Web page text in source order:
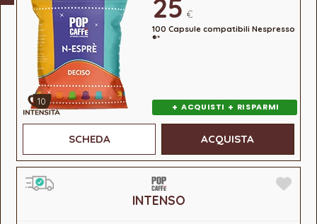
10
25 €
100 Capsule compatibili Nespresso
®*
+ ACQUISTI + RISPARMI
SCHEDA ACQUISTA
INTENSO